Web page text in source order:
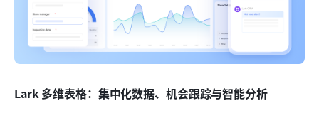
Lark 多维表格：集中化数据、机会跟踪与智能分析